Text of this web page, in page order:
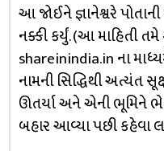
આ જોઈને જ્ઞાનેશ્વરે
નક્કી કર્યું. (આ માહિતી
shareinindia.in ના
નામની સિદ્ધિથી અત્યંત
ઊતર્યા અને એની ભૂમિને
બહાર આવ્યા પછી કહેવા